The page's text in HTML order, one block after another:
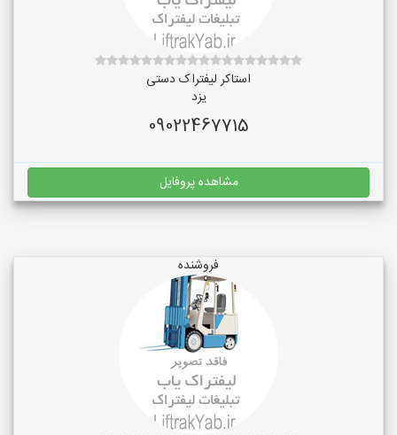
استاکر لیفتراک دستی
یزد
09022467715
مشاهده پروفایل
فروشنده